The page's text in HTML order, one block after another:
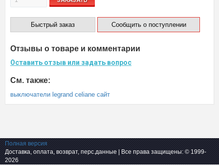
Быстрый заказ Сообщить о поступлении
Отзывы о товаре и комментарии
Оставить отзыв или задать вопрос
См. также:
выключатели legrand celiane сайт
Полная версия
Доставка, оплата, возврат, перс.данные | Все права защищены: © 1999-
2026